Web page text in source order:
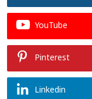
YouTube
Pinterest
Linkedin